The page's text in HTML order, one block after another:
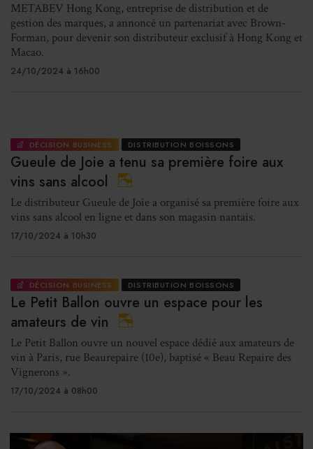
METABEV Hong Kong, entreprise de distribution et de
gestion des marques, a annoncé un partenariat avec Brown-
Forman, pour devenir son distributeur exclusif à Hong Kong et
Macao.
24/10/2024 à 16h00
DÉCISION BUSINESS DISTRIBUTION BOISSONS
Gueule de Joie a tenu sa première foire aux
vins sans alcool
Le distributeur Gueule de Joie a organisé sa première foire aux
vins sans alcool en ligne et dans son magasin nantais.
17/10/2024 à 10h30
DÉCISION BUSINESS DISTRIBUTION BOISSONS
Le Petit Ballon ouvre un espace pour les
amateurs de vin
Le Petit Ballon ouvre un nouvel espace dédié aux amateurs de
vin à Paris, rue Beaurepaire (10e), baptisé « Beau Repaire des
Vignerons ».
17/10/2024 à 08h00